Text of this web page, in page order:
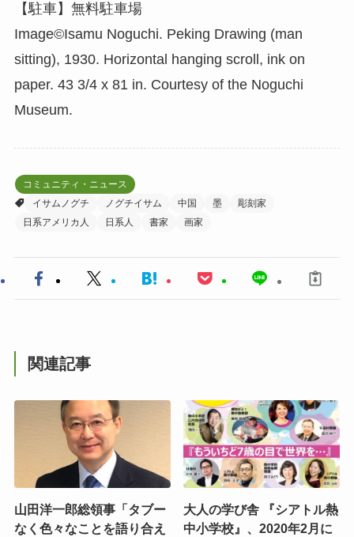
【駐車】無料駐車場
Image©Isamu Noguchi. Peking Drawing (man
sitting), 1930. Horizontal hanging scroll, ink on
paper. 43 3/4 x 81 in. Courtesy of the Noguchi
Museum.
コミュニティ・ニュース
イサムノグチ
ノグチイサム 中国 墨
彫刻家
日系アメリカ人
日系人 書家 画家
関連記事
山田洋一郎総領事「タブー
なく色々なことを語り合え
大人の学び舎 『シアトル熱
中小学校』、2020年2月に